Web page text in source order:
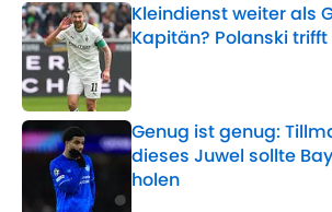
Kleindienst weiter als
Kapitän? Polanski
Genug ist genug:
dieses Juwel sollte
holen